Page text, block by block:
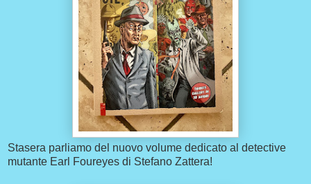
Stasera parliamo del nuovo volume dedicato al detective
mutante Earl Foureyes di Stefano Zattera!